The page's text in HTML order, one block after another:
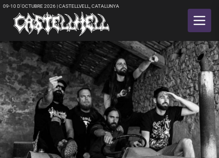
09-10 D'OCTUBRE 2026 | CASTELLVELL, CATALUNYA